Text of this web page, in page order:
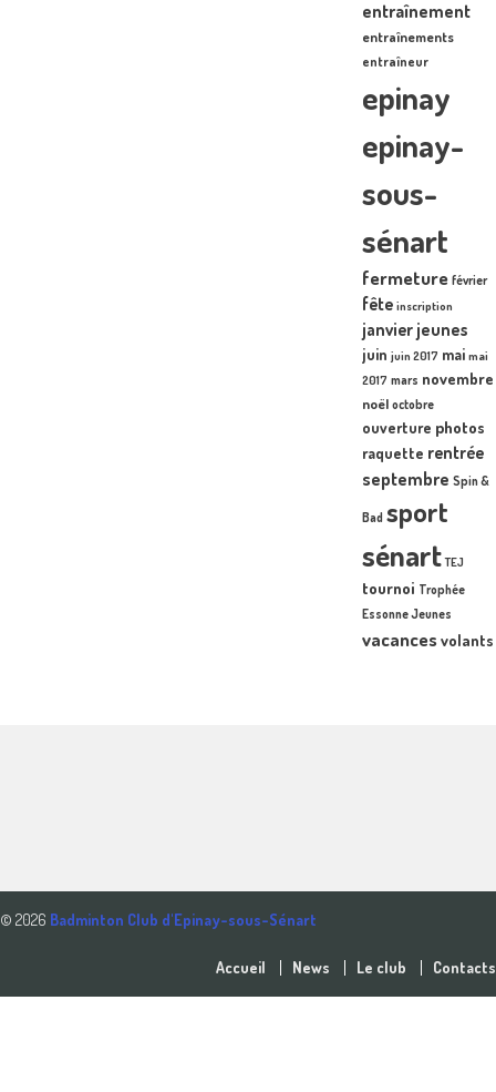
entraînement
entraînements
entraîneur
epinay
epinay-
sous-
sénart
fermeture février
fête inscription
janvier jeunes
juin juin 2017 mai mai
2017 mars novembre
noël octobre
ouverture photos
raquette rentrée
septembre Spin &
Bad sport
sénart TEJ
tournoi Trophée
Essonne Jeunes
vacancesvolants
© 2026 Badminton Club d'Epinay-sous-Sénart
Accueil News Le club Contacts